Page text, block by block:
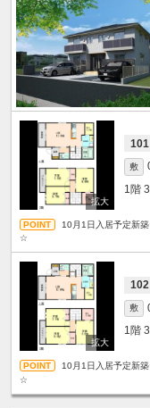
101
敷
1階
10月1日入居予定新
☆
102
敷
1階
10月1日入居予定新
☆